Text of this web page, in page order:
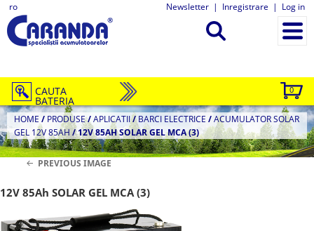
ro Newsletter | Inregistrare | Log in
0
CAUTA
BATERIA
HOME / PRODUSE/APLICATII/BARCI ELECTRICE /ACUMULATOR SOLAR
GEL 12V 85AH /12V 85AH SOLAR GEL MCA (3)
PREVIOUS IMAGE
12V 85Ah SOLAR GEL MCA (3)